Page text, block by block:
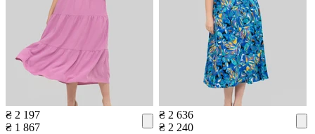
₴ 2 197
₴ 1 867
₴ 2 636
₴ 2 240